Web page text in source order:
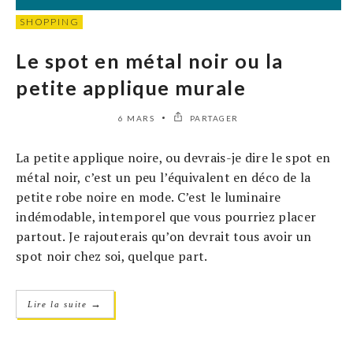
SHOPPING
Le spot en métal noir ou la
petite applique murale
6 MARS PARTAGER
La petite applique noire, ou devrais-je dire le spot en
métal noir, c’est un peu l’équivalent en déco de la
petite robe noire en mode. C’est le luminaire
indémodable, intemporel que vous pourriez placer
partout. Je rajouterais qu’on devrait tous avoir un
spot noir chez soi, quelque part.
Lire la suite →